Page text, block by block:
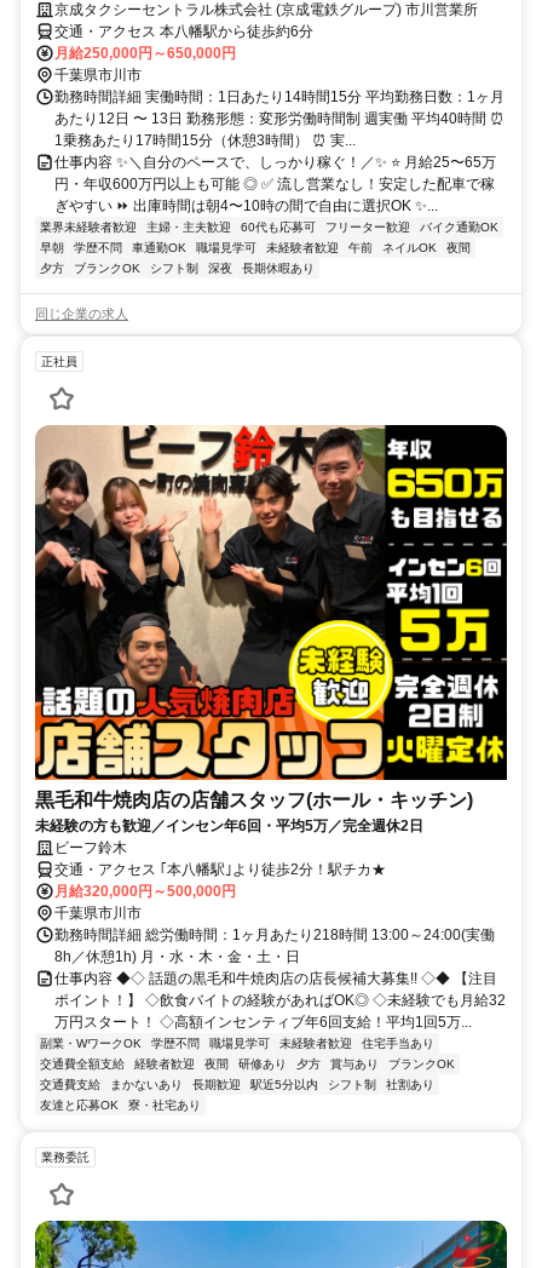
京成タクシーセントラル株式会社 (京成電鉄グループ) 市川営業所
交通・アクセス 本八幡駅から徒歩約6分
月給250,000円～650,000円
千葉県市川市
勤務時間詳細 実働時間：1日あたり14時間15分 平均勤務日数：1ヶ月
あたり12日 〜 13日 勤務形態：変形労働時間制 週実働 平均40時間 ⏰
1乗務あたり17時間15分（休憩3時間） ⏰ 実...
仕事内容 ✨＼自分のペースで、しっかり稼ぐ！／✨ ⭐ 月給25〜65万
円・年収600万円以上も可能 ◎ ✅ 流し営業なし！安定した配車で稼
ぎやすい ⏩ 出庫時間は朝4〜10時の間で自由に選択OK ✨...
業界未経験者歓迎 主婦・主夫歓迎 60代も応募可 フリーター歓迎
バイク通勤OK
早朝
学歴不問 車通勤OK 職場見学可 未経験者歓迎 午前 ネイルOK
夜間
夕方
ブランクOK シフト制 深夜 長期休暇あり
同じ企業の求人
正社員
黒毛和牛焼肉店の店舗スタッフ(ホール・キッチン)
未経験の方も歓迎／インセン年6回・平均5万／完全週休2日
ビーフ鈴木
交通・アクセス ｢本八幡駅｣より徒歩2分！駅チカ★
月給320,000円～500,000円
千葉県市川市
勤務時間詳細 総労働時間：1ヶ月あたり218時間 13:00～24:00(実働
8h／休憩1h) 月・水・木・金・土・日
仕事内容 ◆◇ 話題の黒毛和牛焼肉店の店長候補大募集!! ◇◆ 【注目
ポイント！】 ◇飲食バイトの経験があればOK◎ ◇未経験でも月給32
万円スタート！ ◇高額インセンティブ年6回支給！平均1回5万...
副業・WワークOK 学歴不問 職場見学可 未経験者歓迎
住宅手当あり
交通費全額支給
経験者歓迎 夜間 研修あり 夕方 賞与あり
ブランクOK
交通費支給
まかないあり 長期歓迎 駅近5分以内 シフト制
社割あり
友達と応募OK
寮・社宅あり
業務委託